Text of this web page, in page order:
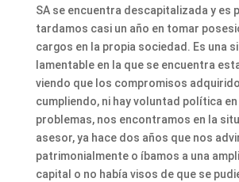
SA se encuentra descapitalizada y es
tardamos casi un año en tomar
cargos en la propia sociedad. Es una
lamentable en la que se encuentra
viendo que los compromisos
cumpliendo, ni hay voluntad política
problemas, nos encontramos en la
asesor, ya hace dos años que nos
patrimonialmente o íbamos a una
capital o no había visos de que se